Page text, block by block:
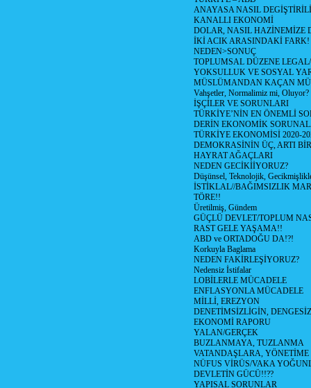
ANAYASA NASIL
KANALLI EKONOMİ
DOLAR, NASIL HAZİNEMİZE
İKİ ACIK ARASINDAKİ FARK!
NEDEN>SONUÇ
TOPLUMSAL DÜZENE
YOKSULLUK VE SOSYAL
MÜSLÜMANDAN KAÇAN
Vahşetler, Normalimiz mi, Oluyor?
İŞÇİLER VE SORUNLARI
TÜRKİYE’NİN EN ÖNEMLİ
DERİN EKONOMİK
TÜRKİYE EKONOMİSİ 2020-
DEMOKRASİNİN ÜÇ, ARTI
HAYRAT AĞAÇLARI
NEDEN GECİKİİYORUZ?
Düşünsel, Teknolojik,
İSTİKLAL//BAĞIMSIZLIK
TÖRE!!
Üretilmiş, Gündem
GÜÇLÜ DEVLET/TOPLUM
RAST GELE YAŞAMA!!
ABD ve ORTADOĞU DA!?!
Korkuyla Baglama
NEDEN FAKİRLEŞİYORUZ?
Nedensiz İstifalar
LOBİLERLE MÜCADELE
ENFLASYONLA MÜCADELE
MİLLİ, EREZYON
DENETİMSİZLİGİN,
EKONOMİ RAPORU
YALAN/GERÇEK
BUZLANMAYA, TUZLANMA
VATANDAŞLARA,
NÜFUS VİRÜS/VAKA
DEVLETİN GÜCÜ!!??
YAPISAL SORUNLAR